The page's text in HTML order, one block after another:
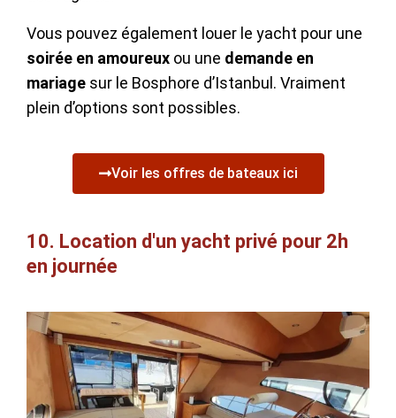
Vous pouvez également louer le yacht pour une
soirée en amoureux ou une demande en
mariage sur le Bosphore d’Istanbul. Vraiment
plein d’options sont possibles.
Voir les offres de bateaux ici
10. Location d'un yacht privé pour 2h
en journée